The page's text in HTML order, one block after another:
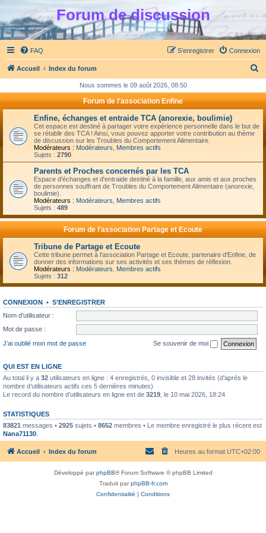
Forum de discussion
FAQ Connexion
S’enregistrer
Accueil Index du forum
h
Nous sommes le 09 août 2026, 08:50
Forum de l'association Enfine
Enfine, échanges et entraide TCA (anorexie, boulimie)
Cet espace est destiné à partager votre expérience personnelle dans le but de
se rétablir des TCA ! Ainsi, vous pouvez apporter votre contribution au thème
de discussion sur les Troubles du Comportement Alimentaire.
Modérateurs : Modérateurs
Membres actifs
Sujets : 2790
Parents et Proches concernés par les TCA
Espace d'échanges et d'entraide destiné à la famille, aux amis et aux proches
de personnes souffrant de Troubles du Comportement Alimentaire (anorexie,
boulimie).
Modérateurs : Modérateurs
Membres actifs
Sujets : 489
Forum de l'association Partage et Ecoute
Tribune de Partage et Ecoute
Cette tribune permet à l'association Partage et Ecoute, partenaire d'Enfine, de
donner des informations sur ses activités et ses thèmes de réflexion.
Modérateurs : Modérateurs
Membres actifs
Sujets : 312
CONNEXION • S’ENREGISTRER
Nom d’utilisateur :
Mot de passe :
J’ai oublié mon mot de passe
Se souvenir de moi
QUI EST EN LIGNE
Au total il y a 32 utilisateurs en ligne : 4 enregistrés, 0 invisible et 28 invités (d’après le
nombre d’utilisateurs actifs ces 5 dernières minutes)
Le record du nombre d’utilisateurs en ligne est de 3219 , le 10 mai 2026, 18:24
STATISTIQUES
83821 messages • 2925 sujets • 8652 membres • Le membre enregistré le plus récent est
Nana71130
Accueil Index du forum Heures au format UTC+02:00
Développé parphpBB® Forum Software © phpBB Limited
Traduit parphpBB-fr.com
Confidentialité | Conditions